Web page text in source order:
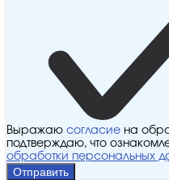
Выражаю согласие на
подтверждаю, что
обработки персональных
Отправить